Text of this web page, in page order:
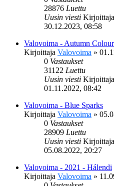
28876 Luettu
Uusin viesti Kirjoittaja
30.12.2023, 08:58
Valovoima - Autumn
Kirjoittaja Valovoima »
0 Vastaukset
31122 Luettu
Uusin viesti Kirjoittaja
01.11.2022, 08:42
Valovoima - Blue Sparks
Kirjoittaja Valovoima »
0 Vastaukset
28909 Luettu
Uusin viesti Kirjoittaja
05.08.2022, 20:27
Valovoima - 2021 - Hálendi
Kirjoittaja Valovoima »